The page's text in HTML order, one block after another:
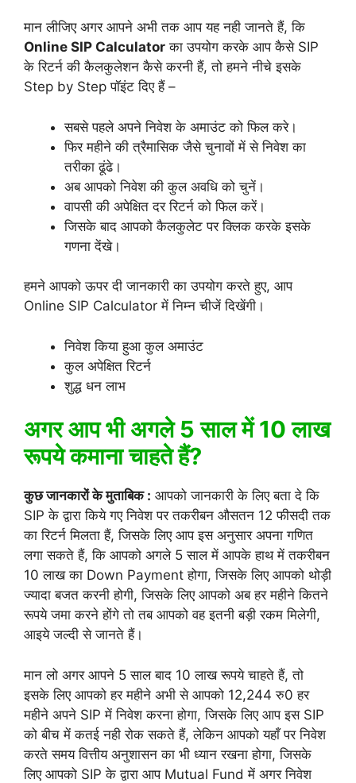
मान लीजिए अगर आपने अभी तक आप यह नही जानते हैं, कि
Online SIP Calculator का उपयोग करके आप कैसे SIP
के रिटर्न की कैलकुलेशन कैसे करनी हैं, तो हमने नीचे इसके
Step by Step पॉइंट दिए हैं –
सबसे पहले अपने निवेश के अमाउंट को फिल करे।
फिर महीने की त्रैमासिक जैसे चुनावों में से निवेश का
तरीका ढूंढे।
अब आपको निवेश की कुल अवधि को चुनें।
वापसी की अपेक्षित दर रिटर्न को फिल करें।
जिसके बाद आपको कैलकुलेट पर क्लिक करके इसके
गणना देंखे।
हमने आपको ऊपर दी जानकारी का उपयोग करते हुए, आप
Online SIP Calculator में निम्न चीजें दिखेंगी।
निवेश किया हुआ कुल अमाउंट
कुल अपेक्षित रिटर्न
शुद्ध धन लाभ
अगर आप भी अगले 5 साल में 10 लाख
रूपये कमाना चाहते हैं?
कुछ जानकारों के मुताबिक : आपको जानकारी के लिए बता दे कि
SIP के द्वारा किये गए निवेश पर तकरीबन औसतन 12 फीसदी तक
का रिटर्न मिलता हैं, जिसके लिए आप इस अनुसार अपना गणित
लगा सकते हैं, कि आपको अगले 5 साल में आपके हाथ में तकरीबन
10 लाख का Down Payment होगा, जिसके लिए आपको थोड़ी
ज्यादा बजत करनी होगी, जिसके लिए आपको अब हर महीने कितने
रूपये जमा करने होंगे तो तब आपको वह इतनी बड़ी रकम मिलेगी,
आइये जल्दी से जानते हैं।
मान लो अगर आपने 5 साल बाद 10 लाख रूपये चाहते हैं, तो
इसके लिए आपको हर महीने अभी से आपको 12,244 रु0 हर
महीने अपने SIP में निवेश करना होगा, जिसके लिए आप इस SIP
को बीच में कतई नही रोक सकते हैं, लेकिन आपको यहाँ पर निवेश
करते समय वित्तीय अनुशासन का भी ध्यान रखना होगा, जिसके
लिए आपको SIP के द्वारा आप Mutual Fund में अगर निवेश